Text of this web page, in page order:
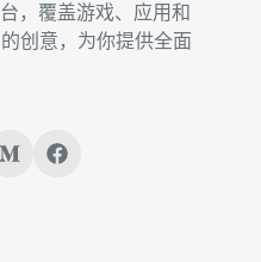
，覆盖游戏、应用和
创意，为你提供全面